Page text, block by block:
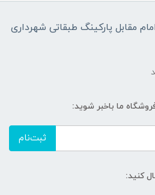
مقابل پارکینگ طبقاتی شهرداری
ما باخبر شوید:
ثبت‌نام
کنید: